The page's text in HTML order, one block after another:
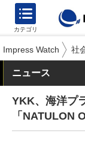
カテゴリ
Impress Watch 社
ニュース
YKK、海洋プ
「NATULON